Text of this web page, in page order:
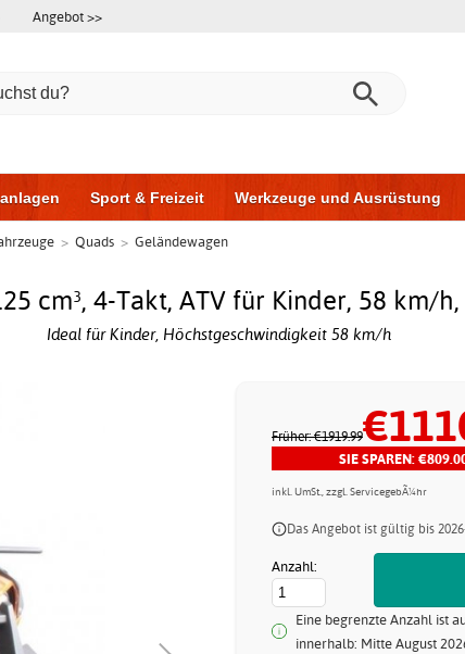
Angebot >>
Sport & Freizeit Werkzeuge und Ausrüstung
Möbel für das Badezimmer
> Quads > Geländewagen
cm³, 4-Takt, ATV für Kinder, 58 km/
Ideal für Kinder, Höchstgeschwindigkeit 58 km/h
Früher: €1919.99
SIE SPAREN:
inkl. UmSt., zzgl. ServicegebÃ¼hr
Das Angebot ist gültig bis
Anzahl:
Eine begrenzte Anzahl ist
innerhalb: Mitte August